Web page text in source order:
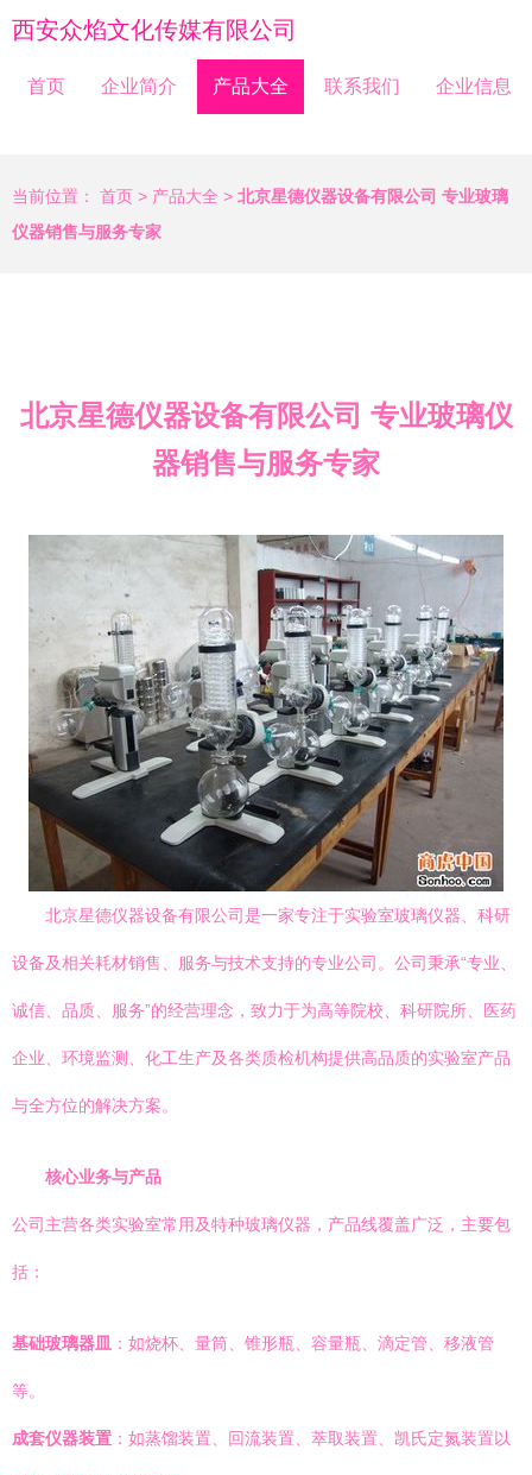
西安众焰文化传媒有限公司
首页 企业简介 产品大全 联系我们 企业信息
当前位置： 首页 > 产品大全 > 北京星德仪器设备有限公司 专业玻璃
仪器销售与服务专家
北京星德仪器设备有限公司 专业玻璃仪
器销售与服务专家
北京星德仪器设备有限公司是一家专注于实验室玻璃仪器、科研
设备及相关耗材销售、服务与技术支持的专业公司。公司秉承“专业、
诚信、品质、服务”的经营理念，致力于为高等院校、科研院所、医药
企业、环境监测、化工生产及各类质检机构提供高品质的实验室产品
与全方位的解决方案。
核心业务与产品
公司主营各类实验室常用及特种玻璃仪器，产品线覆盖广泛，主要包
括：
基础玻璃器皿 ：如烧杯、量筒、锥形瓶、容量瓶、滴定管、移液管
等。
成套仪器装置 ：如蒸馏装置、回流装置、萃取装置、凯氏定氮装置以